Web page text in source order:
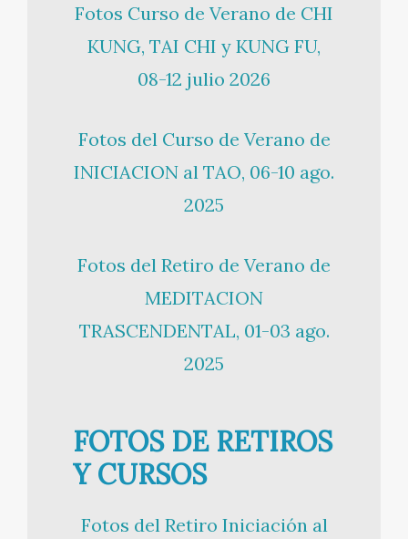
Fotos Curso de Verano de CHI
KUNG, TAI CHI y KUNG FU,
08-12 julio 2026
Fotos del Curso de Verano de
INICIACION al TAO, 06-10 ago.
2025
Fotos del Retiro de Verano de
MEDITACION
TRASCENDENTAL, 01-03 ago.
2025
FOTOS DE RETIROS
Y CURSOS
Fotos del Retiro Iniciación al